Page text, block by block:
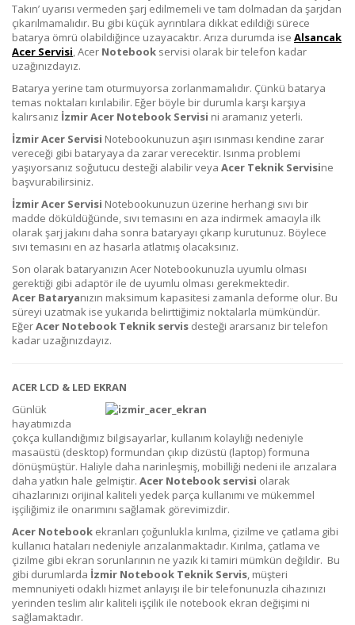
Takın’ uyarısı vermeden şarj edilmemeli ve tam dolmadan da şarjdan
çıkarılmamalıdır. Bu gibi küçük ayrıntılara dikkat edildiği sürece
batarya ömrü olabildiğince uzayacaktır. Arıza durumda ise Alsancak
Acer Servisi , Acer Notebook servisi olarak bir telefon kadar
uzağınızdayız.
Batarya yerine tam oturmuyorsa zorlanmamalıdır. Çünkü batarya
temas noktaları kırılabilir. Eğer böyle bir durumla karşı karşıya
kalırsanız İzmirAcer Notebook Servisi ni aramanız yeterli.
İzmir Acer Servisi Notebookunuzun aşırı ısınması kendine zarar
vereceği gibi bataryaya da zarar verecektir. Isınma problemi
yaşıyorsanız soğutucu desteği alabilir veya Acer Teknik Servisine
başvurabilirsiniz.
İzmir Acer Servisi Notebookunuzun üzerine herhangi sıvı bir
madde döküldüğünde, sıvı temasını en aza indirmek amacıyla ilk
olarak şarj jakını daha sonra bataryayı çıkarıp kurutunuz. Böylece
sıvı temasını en az hasarla atlatmış olacaksınız.
Son olarak bataryanızın Acer Notebookunuzla uyumlu olması
gerektiği gibi adaptör ile de uyumlu olması gerekmektedir.
Acer Bataryanızın maksimum kapasitesi zamanla deforme olur. Bu
süreyi uzatmak ise yukarıda belirttiğimiz noktalarla mümkündür.
EğerAcer Notebook Teknik servis desteği ararsanız bir telefon
kadar uzağınızdayız.
ACER LCD & LED EKRAN
Günlük
hayatımızda
çokça kullandığımız bilgisayarlar, kullanım kolaylığı nedeniyle
masaüstü (desktop) formundan çıkıp dizüstü (laptop) formuna
dönüşmüştür. Haliyle daha narinleşmiş, mobilliği nedeni ile arızalara
daha yatkın hale gelmiştir. Acer Notebook servisi olarak
cihazlarınızı orijinal kaliteli yedek parça kullanımı ve mükemmel
işçiliğimiz ile onarımını sağlamak görevimizdir.
Acer Notebook ekranları çoğunlukla kırılma, çizilme ve çatlama gibi
kullanıcı hataları nedeniyle arızalanmaktadır. Kırılma, çatlama ve
çizilme gibi ekran sorunlarının ne yazık ki tamiri mümkün değildir. Bu
gibi durumlarda İzmir Notebook Teknik Servis , müşteri
memnuniyeti odaklı hizmet anlayışı ile bir telefonunuzla cihazınızı
yerinden teslim alır kaliteli işçilik ile notebook ekran değişimi ni
sağlamaktadır.